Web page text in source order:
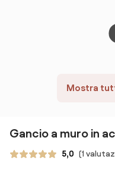
Mostra
Gancio a muro in
5,0 (1